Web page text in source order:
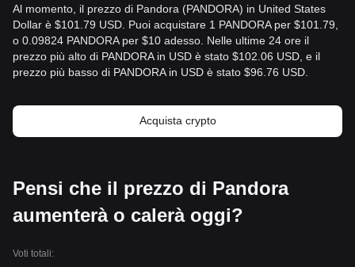
Al momento, il prezzo di Pandora (PANDORA) in United States
Dollar è $101.79 USD. Puoi acquistare 1 PANDORA per $101.79,
o 0.09824 PANDORA per $10 adesso. Nelle ultime 24 ore il
prezzo più alto di PANDORA in USD è stato $102.06 USD, e il
prezzo più basso di PANDORA in USD è stato $96.76 USD.
Acquista crypto
Pensi che il prezzo di Pandora
aumenterà o calerà oggi?
Voti totali: